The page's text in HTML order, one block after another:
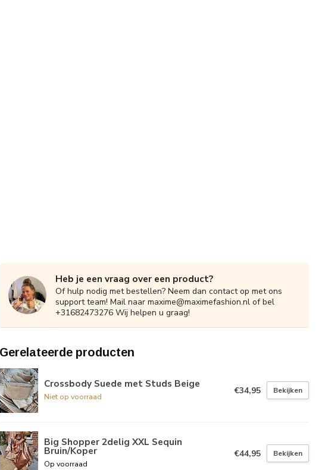
Heb je een vraag over een product?
Of hulp nodig met bestellen? Neem dan contact op met ons
support team! Mail naar maxime@maximefashion.nl of bel
+31682473276 Wij helpen u graag!
Gerelateerde producten
Crossbody Suede met Studs Beige
Niet op voorraad
€34,95 Bekijken
Big Shopper 2delig XXL Sequin
Bruin/Koper
Op voorraad
€44,95 Bekijken